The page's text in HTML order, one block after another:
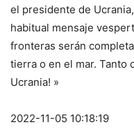
el presidente de
habitual mensaje
fronteras serán
tierra o en el mar. Tanto
Ucrania! »
2022-11-05 10:18:19